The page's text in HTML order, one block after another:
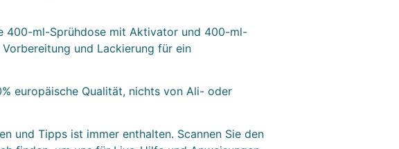
400-ml-Sprühdose mit Aktivator und 400-ml-
und Lackierung für ein
europäische Qualität, nichts von Ali- oder
und Tipps ist immer enthalten. Scannen Sie den